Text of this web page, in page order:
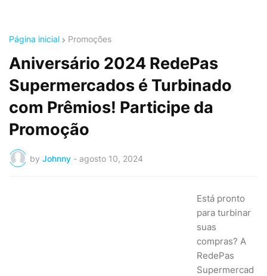
Página inicial Promoções
Aniversário 2024 RedePas
Supermercados é Turbinado
com Prêmios! Participe da
Promoção
by Johnny - agosto 10, 2024
Está pronto
para turbinar
suas
compras? A
RedePas
Supermercad